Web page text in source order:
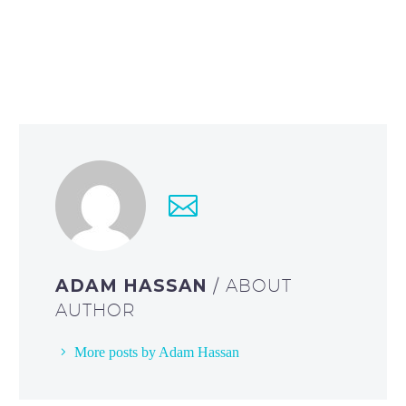
ADAM HASSAN/ ABOUT
AUTHOR
More posts by Adam Hassan